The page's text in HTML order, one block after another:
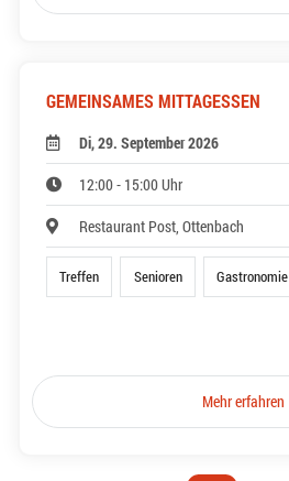
GEMEINSAMES MITTAGESSEN
Di, 29. September 2026
12:00 - 15:00 Uhr
Restaurant Post, Ottenbach
Treffen Senioren Gastronomie
Mehr erfahren